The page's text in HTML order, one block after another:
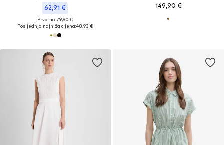
62,91 €
Prvotno: 79,90 €
Posljednja najniža cijena:48,93 €
149,90 €